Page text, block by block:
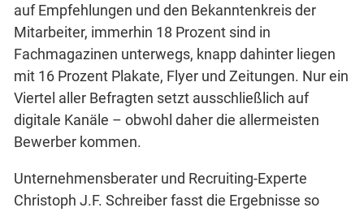
auf Empfehlungen und den Bekanntenkreis der
Mitarbeiter, immerhin 18 Prozent sind in
Fachmagazinen unterwegs, knapp dahinter liegen
mit 16 Prozent Plakate, Flyer und Zeitungen. Nur ein
Viertel aller Befragten setzt ausschließlich auf
digitale Kanäle – obwohl daher die allermeisten
Bewerber kommen.
Unternehmensberater und Recruiting-Experte
Christoph J.F. Schreiber fasst die Ergebnisse so